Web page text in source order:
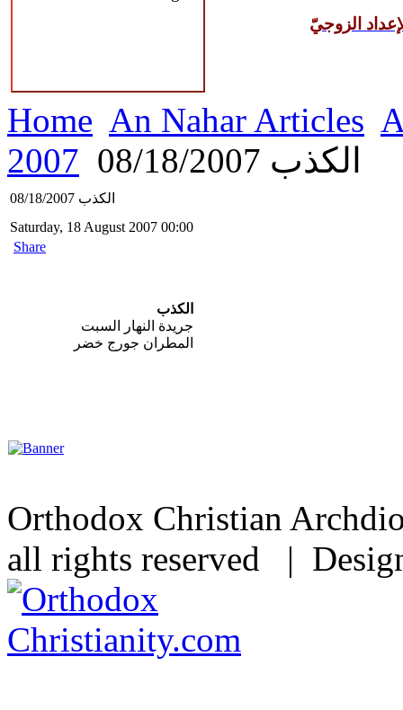
الزوجيّ
Home An Nahar Articles
2007
الكذب 08/18/2007
الكذب 08/18/2007
Saturday, 18 August 2007 00:00
Share
الكذب
جريدة النهار السبت
المطران جورج خضر
Orthodox Christian
all rights reserved |